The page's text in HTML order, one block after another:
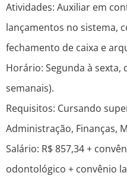
Atividades: Auxiliar em
lançamentos no sistema,
fechamento de caixa e
Horário: Segunda à sexta,
semanais).
Requisitos: Cursando
Administração, Finanças,
Salário: R$ 857,34 +
odontológico + convênio